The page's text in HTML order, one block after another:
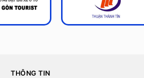
THÔNG TIN